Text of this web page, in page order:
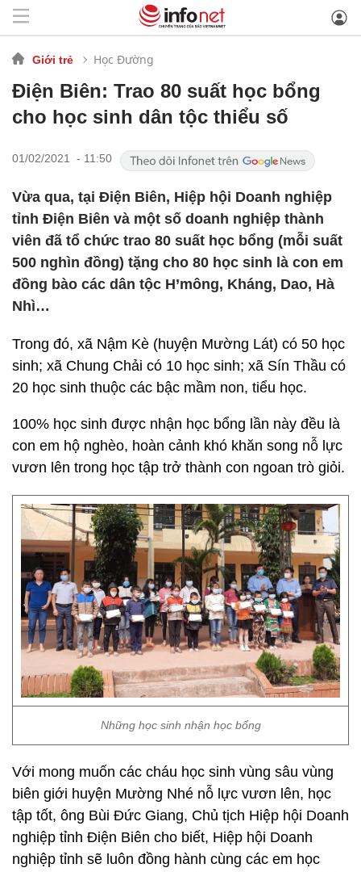
Giới trẻ Học Đường
Điện Biên: Trao 80 suất học bổng
cho học sinh dân tộc thiểu số
01/02/2021 - 11:50
Vừa qua, tại Điện Biên, Hiệp hội Doanh nghiệp
tỉnh Điện Biên và một số doanh nghiệp thành
viên đã tổ chức trao 80 suất học bổng (mỗi suất
500 nghìn đồng) tặng cho 80 học sinh là con em
đồng bào các dân tộc H’mông, Kháng, Dao, Hà
Nhì…
Trong đó, xã Nậm Kè (huyện Mường Lát) có 50 học
sinh; xã Chung Chải có 10 học sinh; xã Sín Thầu có
20 học sinh thuộc các bậc mầm non, tiểu học.
100% học sinh được nhận học bổng lần này đều là
con em hộ nghèo, hoàn cảnh khó khăn song nỗ lực
vươn lên trong học tập trở thành con ngoan trò giỏi.
Những học sinh nhận học bổng
Với mong muốn các cháu học sinh vùng sâu vùng
biên giới huyện Mường Nhé nỗ lực vươn lên, học
tập tốt, ông Bùi Đức Giang, Chủ tịch Hiệp hội Doanh
nghiệp tỉnh Điện Biên cho biết, Hiệp hội Doanh
nghiệp tỉnh sẽ luôn đồng hành cùng các em học